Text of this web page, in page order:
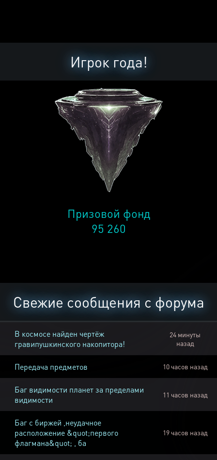
Игрок года!
Призовой фонд
95 260
Свежие сообщения с форума
В космосе найден чертёж
гравипушкинского накопитора!
24 минуты
назад
Передача предметов 10 часов назад
Баг видимости планет за пределами
видимости
11 часов назад
Баг с биржей ,неудачное
расположение &quot;первого
флагмана&quot; , ба
19 часов назад